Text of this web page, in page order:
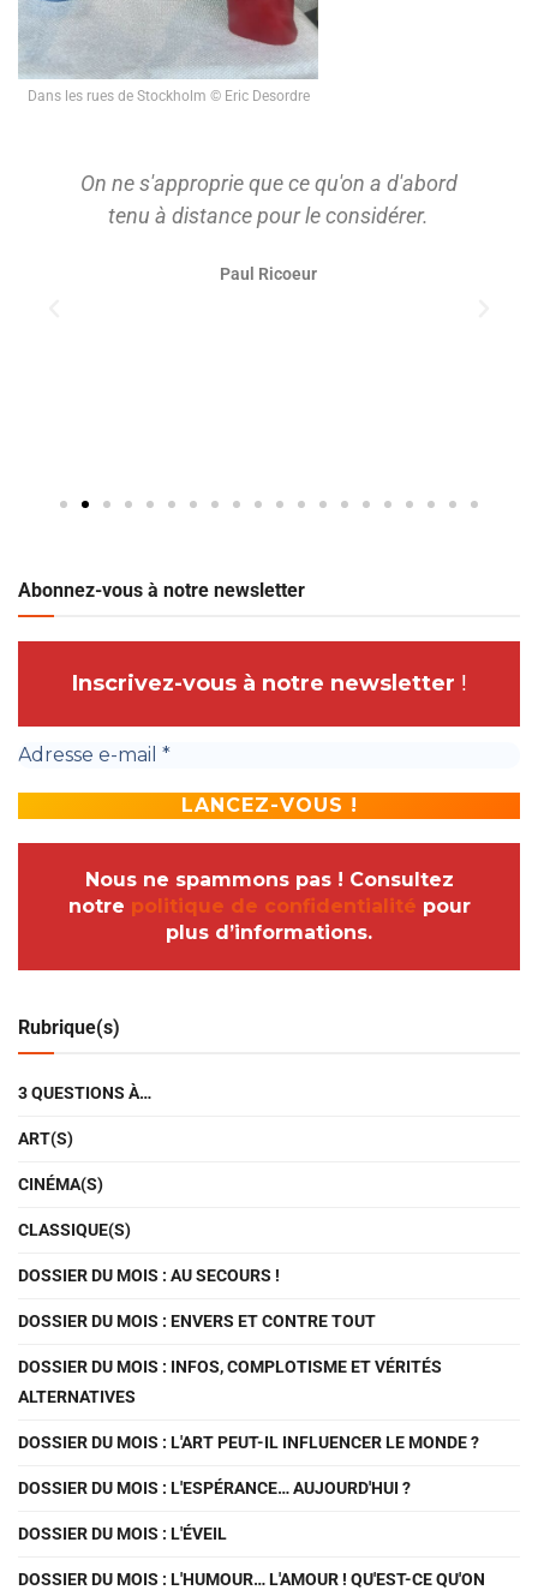
Dans les rues de Stockholm © Eric Desordre
On ne s'approprie que ce qu'on a d'abord
tenu à distance pour le considérer.
Paul Ricoeur
Abonnez-vous à notre newsletter
Inscrivez-vous à notre newsletter !
Nous ne spammons pas ! Consultez
notre politique de confidentialité pour
plus d’informations.
Rubrique(s)
3 QUESTIONS À…
ART(S)
CINÉMA(S)
CLASSIQUE(S)
DOSSIER DU MOIS : AU SECOURS !
DOSSIER DU MOIS : ENVERS ET CONTRE TOUT
DOSSIER DU MOIS : INFOS, COMPLOTISME ET VÉRITÉS
ALTERNATIVES
DOSSIER DU MOIS : L'ART PEUT-IL INFLUENCER LE MONDE ?
DOSSIER DU MOIS : L'ESPÉRANCE… AUJOURD'HUI ?
DOSSIER DU MOIS : L'ÉVEIL
DOSSIER DU MOIS : L'HUMOUR… L'AMOUR ! QU'EST-CE QU'ON